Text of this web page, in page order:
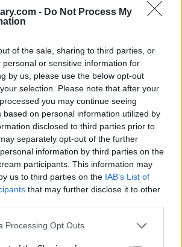
- Do Not Process My
of the sale, sharing to third parties, or
personal or sensitive information for
by us, please use the below opt-out
selection. Please note that after your
you may continue seeing
based on personal information utilized by
disclosed to third parties prior to
separately opt-out of the further
information by third parties on the
participants. This information may
us to third parties on the IAB’s List of
that may further disclose it to other
website/app uses one or more Google
Processing Opt Outs
irreführende Verbesserungen
auf den so genannten “Tempo-
Dieser bezieht sich auf das
Maßnahmen dazu führten,
zeitlich vorgezogen wurde, ohne dass
Kinder, für die sich die Menschen
erhöhte.
dass sich die Statistiken kurzfristig
wieder zu sinken. Experten
es sich bei dem derzeitigen Wert von
eine vorübergehende Schwankung
sich stabilisierendes Muster niedriger
Frage
ist nicht nur ein wirtschaftliches